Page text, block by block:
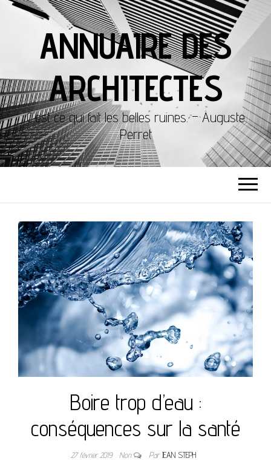
ANNUAIRE DES
ARCHITECTES
C'est ce qui fait les belles ruines. – Auguste
Perret
Boire trop d’eau :
conséquences sur la santé
27 février 2019 Non ParJEAN STEPH